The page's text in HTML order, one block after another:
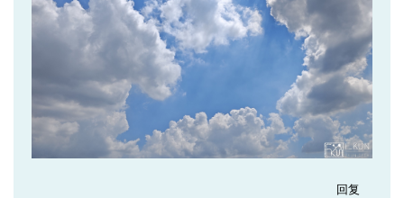
回复